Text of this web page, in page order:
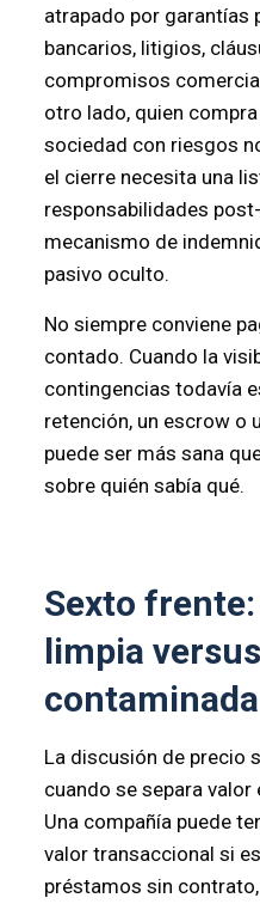
atrapado por garantías
bancarios, litigios,
compromisos
otro lado, quien
sociedad con riesgos
el cierre necesita una
responsabilidades
mecanismo de
pasivo oculto.
No siempre conviene
contado. Cuando la
contingencias todavía
retención, un escrow o
puede ser más sana
sobre quién sabía qué.
Sexto
limpia
contaminada
La discusión de precio
cuando se separa
Una compañía puede
valor transaccional si
préstamos sin